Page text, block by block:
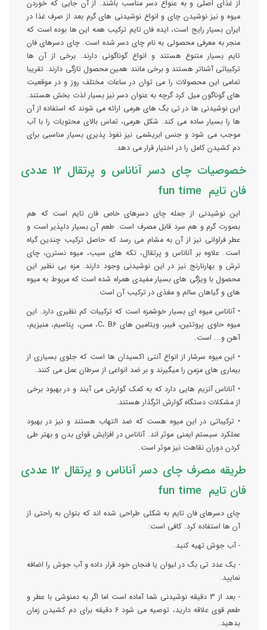
از غذای اصلی و به عنواع دسر مناسب باشند. از آن جایی که خوردن
میوه و نیز نوشیدن چای و انواع نوشیدنی های گرم بعد از صرف غذا در
ایران بسیار رایج است، ایده فان تایم ترکیب همه این ها بوده است که
منجر به معرفی محصولی به نام چای دسر شده است. چای دسرهای فان
تایم بسیار متنوع هستند و انواع گوناگونی دارند. برخی از آن ها
ترکیباتی آشناتر هستند و برخی مانند همین محصول تازگی دارند. تقریبا
تمامی این محصولات را می توان در ساعات مختلف روز و در موقعیت
های گوناگون میل کرد گرچه به عنوان دسر نیز بسیار لذت بخش هستند.
این نوشیدنی ها در تی بگ های هرمی ارائه می شوند که استفاده از آن
ها را بسیار ساده می کند. شکل هرمی، تماس بالای محتویات را با آب
موجب می شود و جنس ابریشمی نیز نفوذ پذیری بسیار مناسبی برای
دم کشیدن کامل را در اختیار قرار می دهد.
خصوصیات چای دسر آناناس و پرتقال 12 عددی
فان تایم fun time
این نوشیدنی از جمله چای دسرهای خاص فان تایم است که هم
بصورت گرم و هم سرد قابل مصرف است. طعم آن بسیار دلپذیر است و
عطر فراوانی نیز از آن به مشام می رسد که حاصل ترکیب چندین گیاه
است. علاوه بر آناناس و پرتقال، تکه های سیب، میوه نسترن، چای
ترش و بهارنارنج نیز در این نوشیدنی وجود دارند. مزه بی نظیر این
محصول با ویژگی های بسیار مفیدی همراه شده است که مربوط به میوه
های و گیاهان سالم و مغذی در ترکیب آن است.
• آناناس میوه ای بسیار خوشمزه است که ترکیبات کم نظیری دارد. این
میوه حاوی پروتئین، فیبر، ویتامین های C، B6، مس، پتاسیم، منیزیم،
آهن و... است.
• این میوه سرشار از انواع آنتی اکسیدان ها است که جلوی بسیاری از
بیماری های مزمن را میگیرند و بر ضد انواعی از سرطان عمل می کنند.
• آناناس آنزیم هایی دارد که به کمک گوارش می آیند و در بهبود برخی
از مشکلات دستگاه گوارش اثرگذار هستند.
• ترکیباتی در این میوه هست که ضد التهاب هستند و نیز در بهبود
عملکرد سیستم ایمنی موثر اند. آناناس در افزایش قوای بدن و بهتر طی
کردن دوران نقاهت نیز موثر است.
طریقه مصرف چای دسر آناناس و پرتقال 12 عددی
فان تایم fun time
چای دسرهای فان تایم به شکلی طراحی شده اند که بتوان به راحتی از
آن ها استفاده کرد. کافی است:
- آب جوش تهیه کنید.
- یک عدد تی بگ در لیوان یا فنجان خود قرار داده و آب جوش را اضافه
نمایید.
- بعد از 3 دقیقه نوشیدنی شما آماده است اما اگر به دمنوشی با عطر و
طعم قوی علاقه دارید، توصیه می شود 6 دقیقه برای دم کشیدن زمان
بدهید.